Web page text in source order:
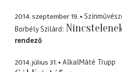
2014. szeptember 19.
Borbély Szilárd
rendező
2014. július 31. AlkalMáté Trupp